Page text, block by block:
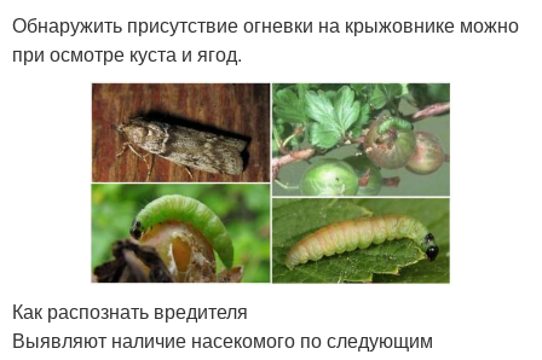
Обнаружить присутствие огневки на крыжовнике можно
при осмотре куста и ягод.
Как распознать вредителя
Выявляют наличие насекомого по следующим